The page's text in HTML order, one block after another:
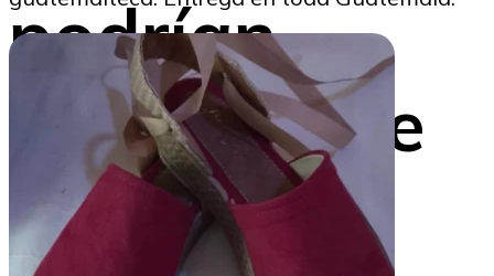
podrían
beneficiarse
con fallo